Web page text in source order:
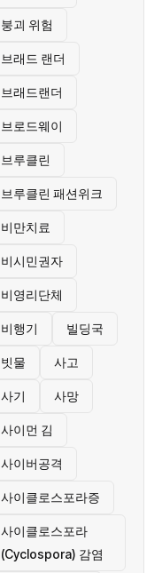
붕괴 위험
브래드 랜더
브래드랜더
브로드웨이
브루클린
브루클린 패션위크
비만치료
비시민권자
비영리단체
비행기 빌딩국
빗물 사고
사기 사망
사이먼 김
사이버공격
사이클로스포라증
사이클로스포라
(Cyclospora) 감염